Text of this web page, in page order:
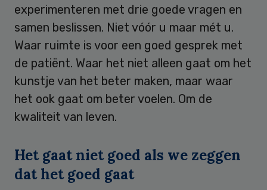
experimenteren met drie goede vragen en
samen beslissen. Niet vóór u maar mét u.
Waar ruimte is voor een goed gesprek met
de patiënt. Waar het niet alleen gaat om het
kunstje van het beter maken, maar waar
het ook gaat om beter voelen. Om de
kwaliteit van leven.
Het gaat niet goed als we zeggen
dat het goed gaat